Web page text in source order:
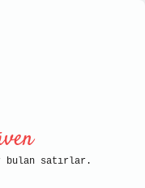
bulan satırlar.